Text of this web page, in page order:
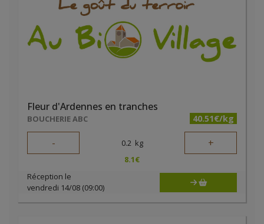
Fleur d'Ardennes en tranches
BOUCHERIE ABC 40.51€/kg
- 0.2 kg +
8.1€
Réception le
vendredi 14/08 (09:00)